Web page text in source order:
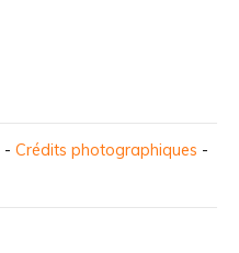
- Crédits photographiques -